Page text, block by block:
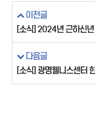
이전글
[소식] 2024년 근하신
다음글
[소식] 광명웰니스센터